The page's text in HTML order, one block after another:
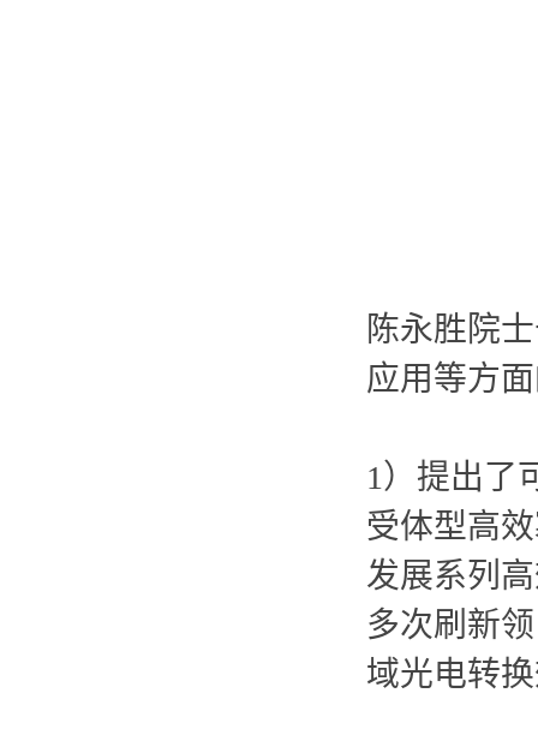
陈永胜院
应用等方
1）提出了
受体型高
发展系列
多次刷新领
域光电转